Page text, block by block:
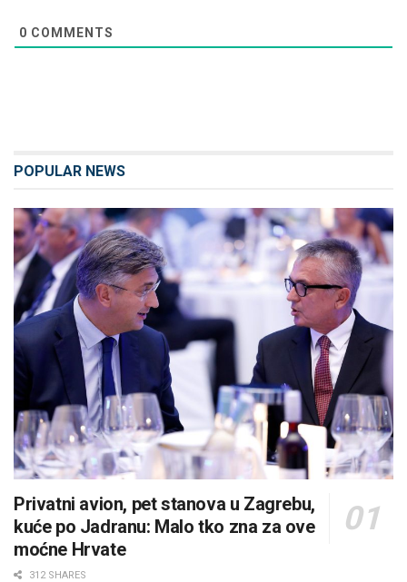
0 COMMENTS
POPULAR NEWS
Privatni avion, pet stanova u Zagrebu,
kuće po Jadranu: Malo tko zna za ove
moćne Hrvate
312 SHARES